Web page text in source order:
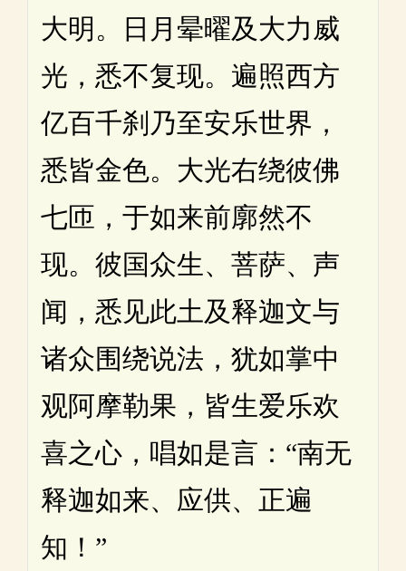
大明。日月晕曜及大力威
光，悉不复现。遍照西方
亿百千刹乃至安乐世界，
悉皆金色。大光右绕彼佛
七匝，于如来前廓然不
现。彼国众生、菩萨、声
闻，悉见此土及释迦文与
诸众围绕说法，犹如掌中
观阿摩勒果，皆生爱乐欢
喜之心，唱如是言：“南无
释迦如来、应供、正遍
知！”